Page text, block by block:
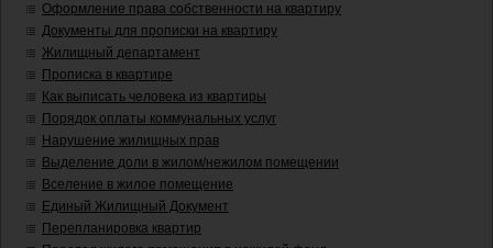
Оформление права собственности на квартиру
Документы для прописки на квартиру
Жилищный департамент
Прописка в квартире
Как выписать человека из квартиры
Порядок оплаты коммунальных услуг
Нарушение жилищных прав
Выделение доли в жилом/нежилом помещении
Вселение в жилое помещение
Единый Жилищный Документ
Перепланировка квартир